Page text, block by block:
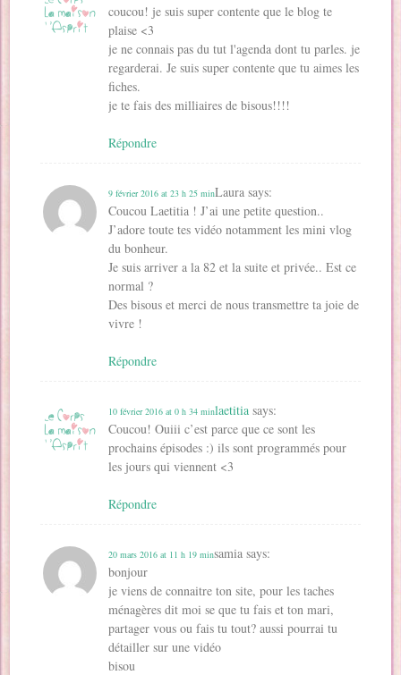
coucou! je suis super contente que le blog te
plaise <3
je ne connais pas du tut l'agenda dont tu parles. je
regarderai. Je suis super contente que tu aimes les
fiches.
je te fais des milliaires de bisous!!!!
Répondre
Laura says:
9 février 2016 at 23 h 25 min
Coucou Laetitia ! J’ai une petite question..
J’adore toute tes vidéo notamment les mini vlog
du bonheur.
Je suis arriver a la 82 et la suite et privée.. Est ce
normal ?
Des bisous et merci de nous transmettre ta joie de
vivre !
Répondre
laetitia says:
10 février 2016 at 0 h 34 min
Coucou! Ouiii c’est parce que ce sont les
prochains épisodes :) ils sont programmés pour
les jours qui viennent <3
Répondre
samia says:
20 mars 2016 at 11 h 19 min
bonjour
je viens de connaitre ton site, pour les taches
ménagères dit moi se que tu fais et ton mari,
partager vous ou fais tu tout? aussi pourrai tu
détailler sur une vidéo
bisou